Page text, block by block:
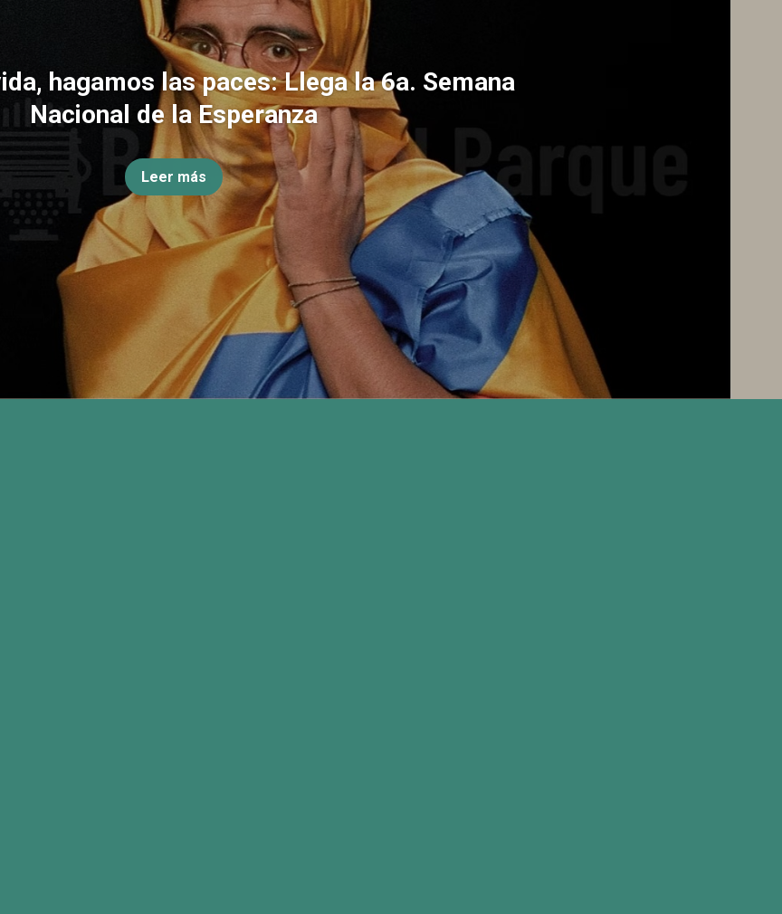
hagamos las paces: Llega la 6a. Semana
Nacional de la Esperanza
Leer más